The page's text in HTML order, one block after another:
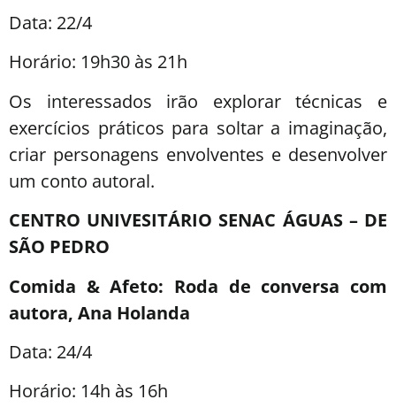
Data: 22/4
Horário: 19h30 às 21h
Os interessados irão explorar técnicas e
exercícios práticos para soltar a imaginação,
criar personagens envolventes e desenvolver
um conto autoral.
CENTRO UNIVESITÁRIO SENAC ÁGUAS – DE
SÃO PEDRO
Comida & Afeto: Roda de conversa com
autora, Ana Holanda
Data: 24/4
Horário: 14h às 16h